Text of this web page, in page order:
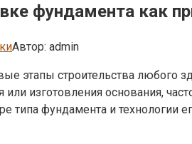
фундамента как
Автор: admin
этапы строительства любого
изготовления основания,
фундамента и технологии